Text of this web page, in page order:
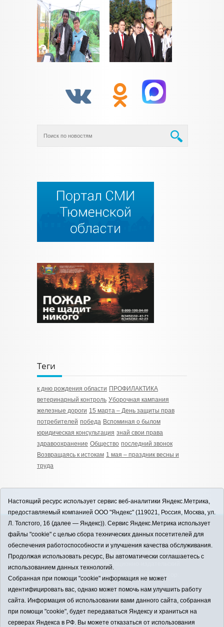
Теги
к дню рождения области ПРОФИЛАКТИКА
ветеринарный контроль Уборочная кампания
железные дороги 15 марта – День защиты прав
потребителей победа Вспоминая о былом
юридическая консультация знай свои права
здравоохранение Общество последний звонок
Возвращаясь к истокам 1 мая – праздник весны и
труда
12+
ЗАВОДОУКОВСК online / Новости
Заводоуковского муниципального округа, 2026
Учредитель: АНО "Информационно-издательский
центр "Заводоуковские вести". Главный редактор:
E-mail:
zavest@obl72.ru
Тел.: 8 (34542) 2-10-33
Политика оператора
Регистрационный номер Эл № ФС 77-66397 от
Настоящий ресурс использует сервис веб-аналитики Яндекс.Метрика,
предоставляемый компанией ООО "Яндекс" (119021, Россия, Москва, ул.
Л. Толстого, 16 (далее — Яндекс)). Сервис Яндекс.Метрика использует
файлы "cookie" с целью сбора технических данных посетителей для
обеспечения работоспособности и улучшения качества обслуживания.
Продолжая использовать ресурс, Вы автоматически соглашаетесь с
использованием данных технологий.
Собранная при помощи "cookie" информация не может
идентифицировать вас, однако может помочь нам улучшить работу
сайта. Информация об использовании вами данного сайта, собранная
при помощи "cookie", будет передаваться Яндексу и храниться на
серверах Яндекса в РФ. Вы можете отказаться от использования